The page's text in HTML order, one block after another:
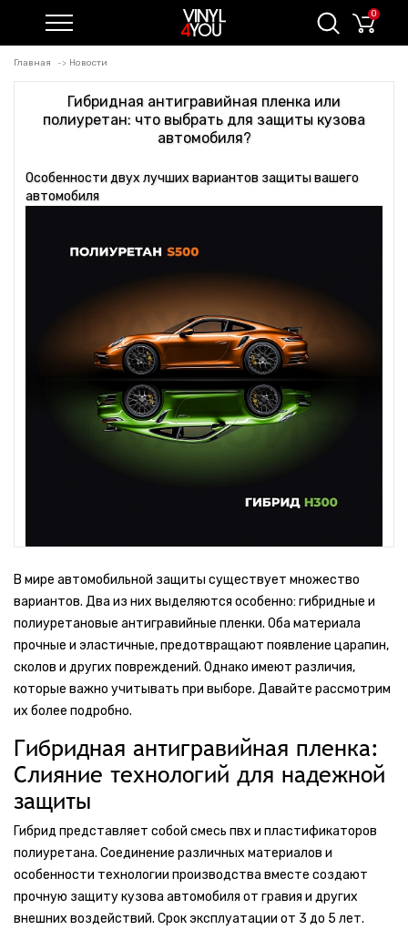
0
Главная Новости
Гибридная антигравийная пленка или
полиуретан: что выбрать для защиты кузова
автомобиля?
Особенности двух лучших вариантов защиты вашего
автомобиля
В мире автомобильной защиты существует множество
вариантов. Два из них выделяются особенно: гибридные и
полиуретановые антигравийные пленки. Оба материала
прочные и эластичные, предотвращают появление царапин,
сколов и других повреждений. Однако имеют различия,
которые важно учитывать при выборе. Давайте рассмотрим
их более подробно.
Гибридная антигравийная пленка:
Слияние технологий для надежной
защиты
Гибрид представляет собой смесь пвх и пластификаторов
полиуретана. Соединение различных материалов и
особенности технологии производства вместе создают
прочную защиту кузова автомобиля от гравия и других
внешних воздействий. Срок эксплуатации от 3 до 5 лет.